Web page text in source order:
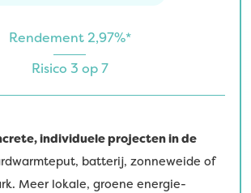
Rendement 2,97%*
Risico 3 op 7
individuele projecten in de
batterij, zonneweide of
Meer lokale, groene energie-